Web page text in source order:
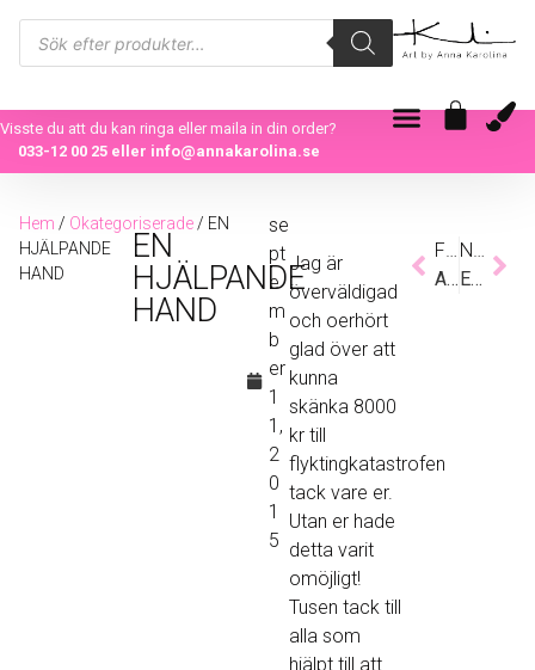
Visste du att du kan ringa eller maila in din order?
033-12 00 25eller info@annakarolina.se
Hem / Okategoriserade/ EN
HJÄLPANDE
HAND
EN
HJÄLPANDE
HAND
se
pt
e
m
b
er
1
1,
2
0
1
5
Jag är
överväldigad
och oerhört
glad över att
kunna
skänka 8000
kr till
flyktingkatastrofen
tack vare er.
Utan er hade
detta varit
omöjligt!
Tusen tack till
alla som
hjälpt till att
Föregående
AUKTION: FLYKTINGKATASTROF
Nästa
ENERGI, GLÄDJE & RÖRELSE!